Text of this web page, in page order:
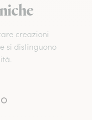
creazioni
si distinguono